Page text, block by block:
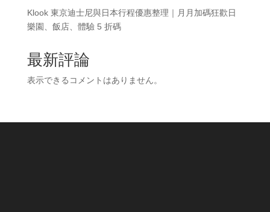
Klook 東京迪士尼與日本行程優惠整理｜月月加碼狂歡日
樂園、飯店、體驗 5 折碼
最新評論
表示できるコメントはありません。